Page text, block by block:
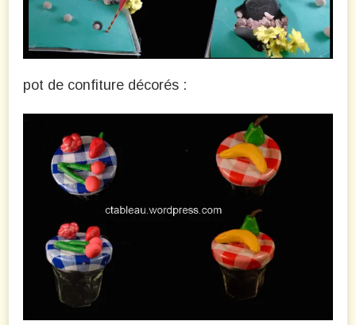
pot de confiture décorés :